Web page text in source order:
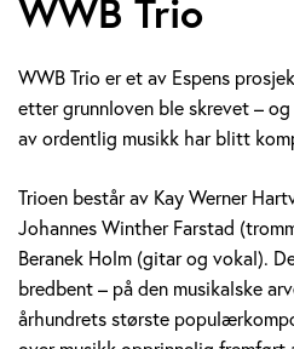
WWB Trio
WWB Trio er et av Espens
etter grunnloven ble skrevet –
av ordentlig musikk har blitt
Trioen består av Kay Werner
Johannes Winther Farstad
Beranek Holm (gitar og vokal).
bredbent – på den musikalske
århundrets største